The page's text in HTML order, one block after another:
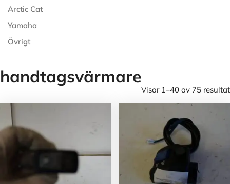
Arctic Cat
Yamaha
Övrigt
handtagsvärmare
Visar 1–40 av 75 resultat